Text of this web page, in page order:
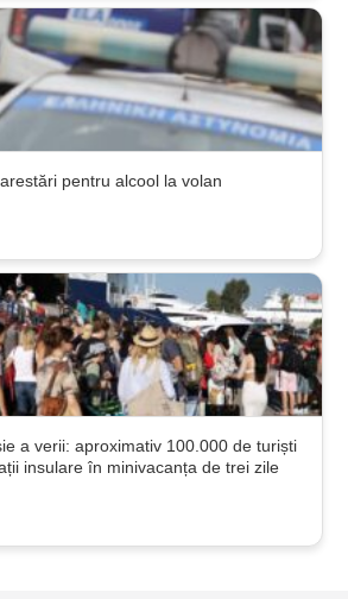
pentru alcool la volan
a verii: aproximativ 100.000 de turiști
insulare în minivacanța de trei zile